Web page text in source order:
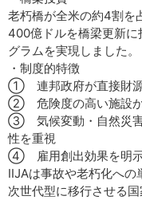
老朽橋が全米の約4割を
400億ドルを橋梁更新に
グラムを実現しました。
・制度的特徴
① 連邦政府が直接財源
② 危険度の高い施設か
③ 気候変動・自然災害
性を重視
④ 雇用創出効果を明示
IIJAは事故や老朽化への
次世代型に移行させる